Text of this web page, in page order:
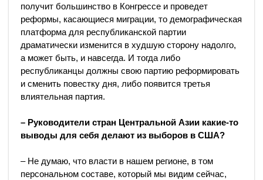
получит большинство в Конгрессе и проведет
реформы, касающиеся миграции, то демографическая
платформа для республиканской партии
драматически изменится в худшую сторону надолго,
а может быть, и навсегда. И тогда либо
республиканцы должны свою партию реформировать
и сменить повестку дня, либо появится третья
влиятельная партия.
– Руководители стран Центральной Азии какие-то
выводы для себя делают из выборов в США?
– Не думаю, что власти в нашем регионе, в том
персональном составе, который мы видим сейчас,